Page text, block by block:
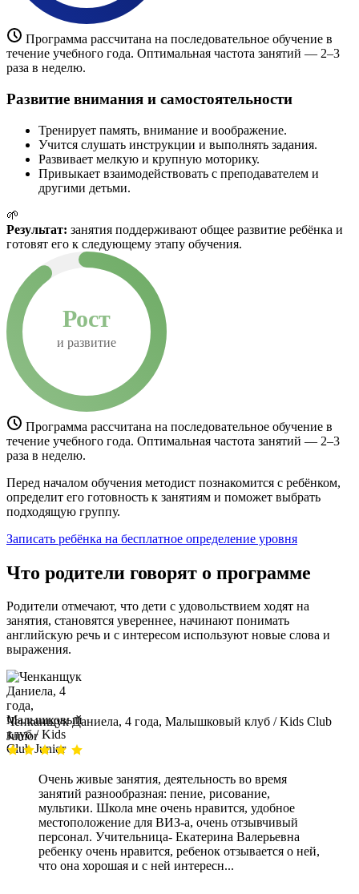
Программа рассчитана на последовательное обучение в
течение учебного года. Оптимальная частота занятий — 2–3
раза в неделю.
Развитие внимания и самостоятельности
Тренирует память, внимание и воображение.
Учится слушать инструкции и выполнять задания.
Развивает мелкую и крупную моторику.
Привыкает взаимодействовать с преподавателем и
другими детьми.
🌱
Результат: занятия поддерживают общее развитие ребёнка и
готовят его к следующему этапу обучения.
Рост
и развитие
Программа рассчитана на последовательное обучение в
течение учебного года. Оптимальная частота занятий — 2–3
раза в неделю.
Перед началом обучения методист познакомится с ребёнком,
определит его готовность к занятиям и поможет выбрать
подходящую группу.
Записать ребёнка на бесплатное определение уровня
Что родители говорят о программе
Родители отмечают, что дети с удовольствием ходят на
занятия, становятся увереннее, начинают понимать
английскую речь и с интересом используют новые слова и
выражения.
Ченканщук Даниела, 4 года, Малышковый клуб / Kids Club
Junior
Очень живые занятия, деятельность во время
занятий разнообразная: пение, рисование,
мультики. Школа мне очень нравится, удобное
местоположение для ВИЗ-а, очень отзывчивый
персонал. Учительница- Екатерина Валерьевна
ребенку очень нравится, ребенок отзывается о ней,
что она хорошая и с ней интересн...